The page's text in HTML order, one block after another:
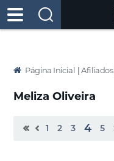
Página Inicial | Afiliados
Meliza Oliveira
1 2 3 4 5